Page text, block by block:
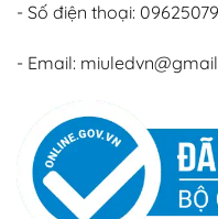
- Số điện thoại:
- Email: